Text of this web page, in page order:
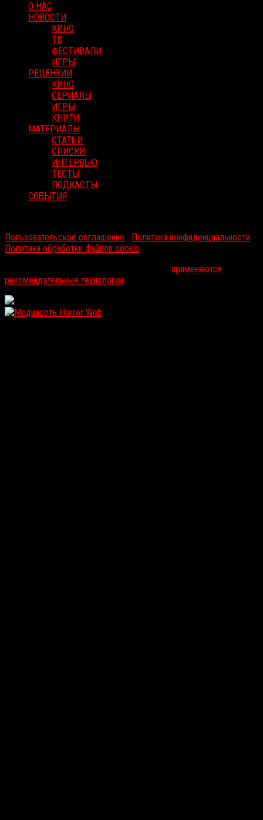
О НАС
НОВОСТИ
КИНО
ТВ
ФЕСТИВАЛИ
ИГРЫ
РЕЦЕНЗИИ
КИНО
СЕРИАЛЫ
ИГРЫ
КНИГИ
МАТЕРИАЛЫ
СТАТЬИ
СПИСКИ
ИНТЕРВЬЮ
ТЕСТЫ
ПОДКАСТЫ
СОБЫТИЯ
Пользовательское соглашение
Политика конфиденциальности
Политика обработки файлов cookie
применяются
рекомендательные технологии